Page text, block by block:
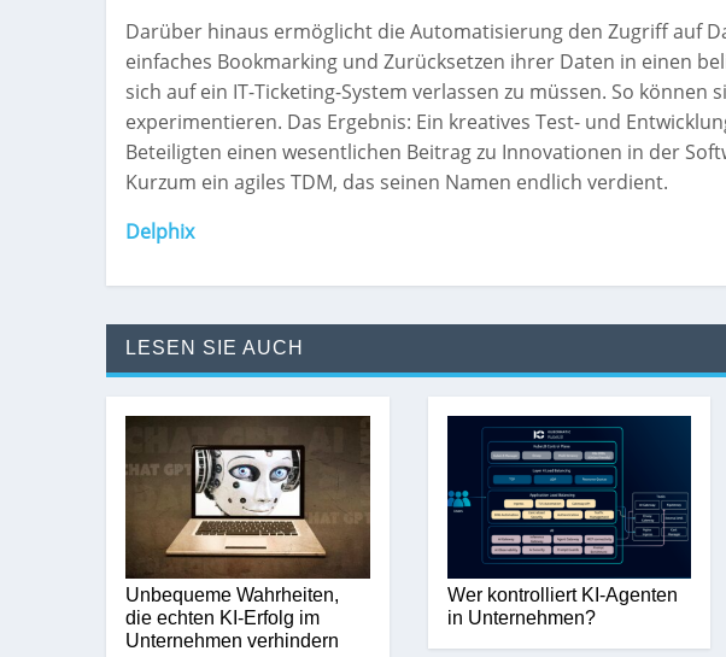
Darüber hinaus ermöglicht die Automatisierung den Zugriff auf
einfaches Bookmarking und Zurücksetzen ihrer Daten in einen
sich auf ein IT-Ticketing-System verlassen zu müssen. So können
experimentieren. Das Ergebnis: Ein kreatives Test- und
Beteiligten einen wesentlichen Beitrag zu Innovationen in der
Kurzum ein agiles TDM, das seinen Namen endlich verdient.
Delphix
LESEN SIE AUCH
Unbequeme Wahrheiten,
die echten KI-Erfolg im
Unternehmen verhindern
Wer kontrolliert KI-Agenten
in Unternehmen?